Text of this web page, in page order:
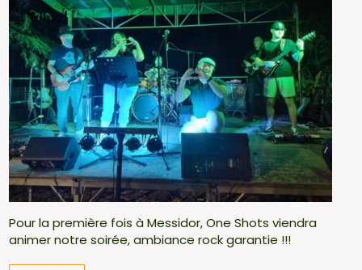
Pour la première fois à Messidor, One Shots viendra
animer notre soirée, ambiance rock garantie !!!